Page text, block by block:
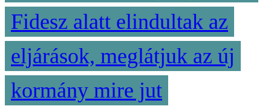
Fidesz alatt elindultak az
eljárások, meglátjuk az új
kormány mire jut